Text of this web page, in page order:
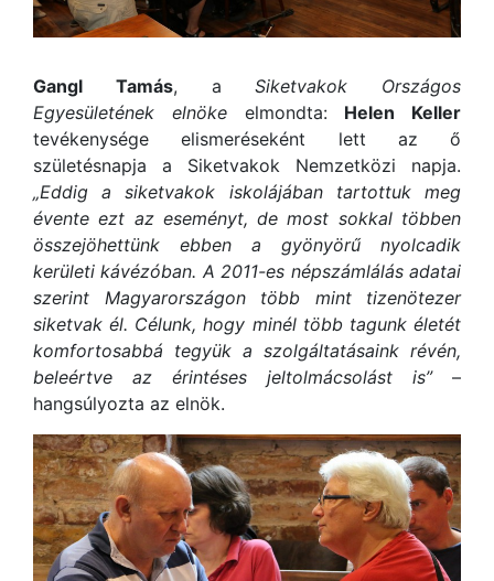
Gangl Tamás, aSiketvakok Országos
Egyesületének elnökeelmondta: Helen Keller
tevékenysége elismeréseként lett az ő
születésnapja a Siketvakok Nemzetközi napja.
„Eddig a siketvakok iskolájában tartottuk meg
évente ezt az eseményt, de most sokkal többen
összejöhettünk ebben a gyönyörű nyolcadik
kerületi kávézóban. A 2011-es népszámlálás adatai
szerint Magyarországon több mint tizenötezer
siketvak él. Célunk, hogy minél több tagunk életét
komfortosabbá tegyük a szolgáltatásaink révén,
beleértve az érintéses jeltolmácsolást is”–
hangsúlyozta az elnök.